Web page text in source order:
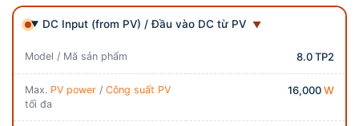
DC Input (from PV) / Đầu vào DC từ PV
Model / Mã sản phẩm 8.0 TP2
Max. PV power / Công suất PV
tối đa
16,000W